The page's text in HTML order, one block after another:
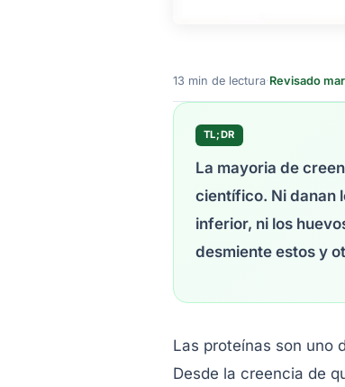
13 min de lectura·Revisado
TL;DR
La mayoria de
científico. Ni danan
inferior, ni los
desmiente estos y
Las proteínas son uno
Desde la creencia de